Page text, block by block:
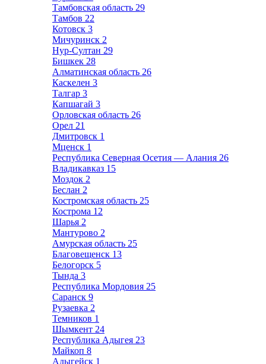
Тамбовская область 29
Тамбов 22
Котовск 3
Мичуринск 2
Нур-Султан 29
Бишкек 28
Алматинская область 26
Каскелен 3
Талгар 3
Капшагай 3
Орловская область 26
Орел 21
Дмитровск 1
Мценск 1
Республика Северная Осетия — Алания 26
Владикавказ 15
Моздок 2
Беслан 2
Костромская область 25
Кострома 12
Шарья 2
Мантурово 2
Амурская область 25
Благовещенск 13
Белогорск 5
Тында 3
Республика Мордовия 25
Саранск 9
Рузаевка 2
Темников 1
Шымкент 24
Республика Адыгея 23
Майкоп 8
Адыгейск 1